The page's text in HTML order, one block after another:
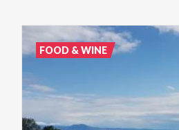
FOOD & WINE